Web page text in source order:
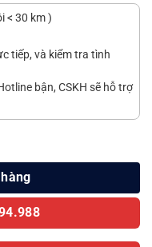
< 30 km )
tiếp, và kiểm tra tình
bận, CSKH sẽ hỗ trợ
385 số lượng